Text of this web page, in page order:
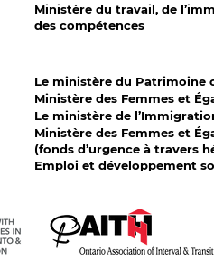
Ministère du travail, de
des compétences
Le ministère du Patrimoine
Ministère des Femmes et
Le ministère de
Ministère des Femmes et
(fonds d’urgence à travers
Emploi et développement